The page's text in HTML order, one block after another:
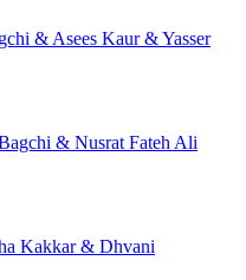
& Asees Kaur & Yasser
& Nusrat Fateh Ali
Kakkar & Dhvani